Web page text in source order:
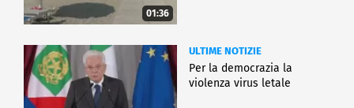
01:36
ULTIME NOTIZIE
Per la democrazia la
violenza virus letale